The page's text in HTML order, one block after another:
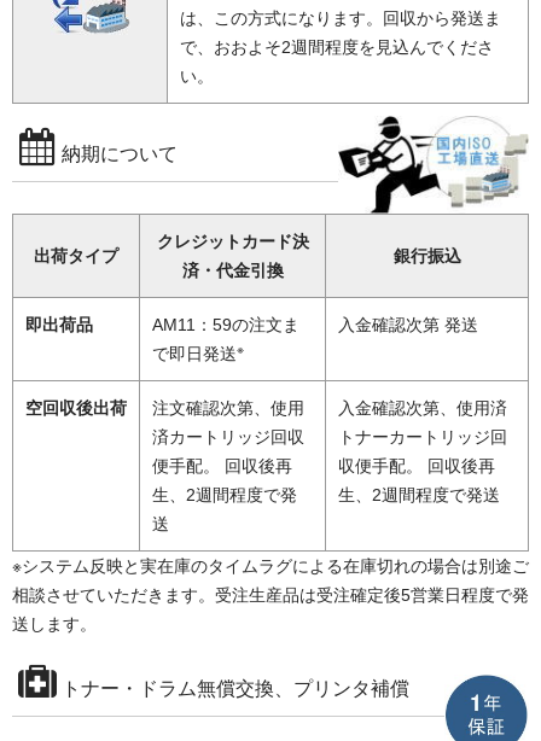
は、この方式になります。回収から発送ま
で、おおよそ2週間程度を見込んでくださ
い。
納期について
出荷タイプ
クレジットカード決
済・代金引換
銀行振込
即出荷品
AM11：59の注文ま
で即日発送※
入金確認次第 発送
空回収後出荷
注文確認次第、使用
済カートリッジ回収
便手配。 回収後再
生、2週間程度で発
送
入金確認次第、使用済
トナーカートリッジ回
収便手配。 回収後再
生、2週間程度で発送
※システム反映と実在庫のタイムラグによる在庫切れの場合は別途ご
相談させていただきます。受注生産品は受注確定後5営業日程度で発
送します。
トナー・ドラム無償交換、プリンタ補償